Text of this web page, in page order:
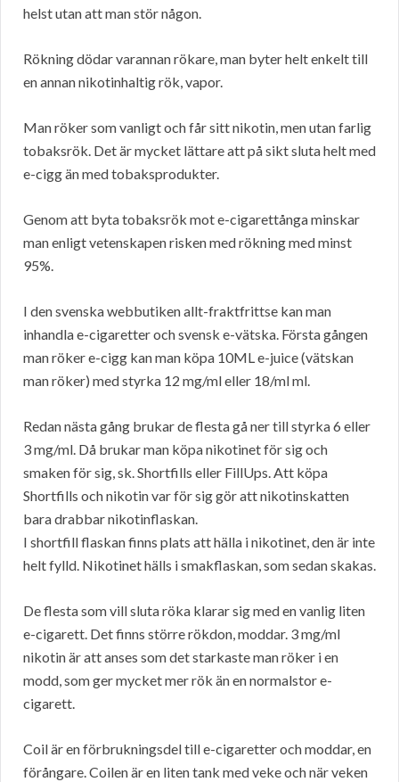
helst utan att man stör någon.
Rökning dödar varannan rökare, man byter helt enkelt till
en annan nikotinhaltig rök, vapor.
Man röker som vanligt och får sitt nikotin, men utan farlig
tobaksrök. Det är mycket lättare att på sikt sluta helt med
e-cigg än med tobaksprodukter.
Genom att byta tobaksrök mot e-cigarettånga minskar
man enligt vetenskapen risken med rökning med minst
95%.
I den svenska webbutiken allt-fraktfrittse kan man
inhandla e-cigaretter och svensk e-vätska. Första gången
man röker e-cigg kan man köpa 10ML e-juice (vätskan
man röker) med styrka 12 mg/ml eller 18/ml ml.
Redan nästa gång brukar de flesta gå ner till styrka 6 eller
3 mg/ml. Då brukar man köpa nikotinet för sig och
smaken för sig, sk. Shortfills eller FillUps. Att köpa
Shortfills och nikotin var för sig gör att nikotinskatten
bara drabbar nikotinflaskan.
I shortfill flaskan finns plats att hälla i nikotinet, den är inte
helt fylld. Nikotinet hälls i smakflaskan, som sedan skakas.
De flesta som vill sluta röka klarar sig med en vanlig liten
e-cigarett. Det finns större rökdon, moddar. 3 mg/ml
nikotin är att anses som det starkaste man röker i en
modd, som ger mycket mer rök än en normalstor e-
cigarett.
Coil är en förbrukningsdel till e-cigaretter och moddar, en
förångare. Coilen är en liten tank med veke och när veken